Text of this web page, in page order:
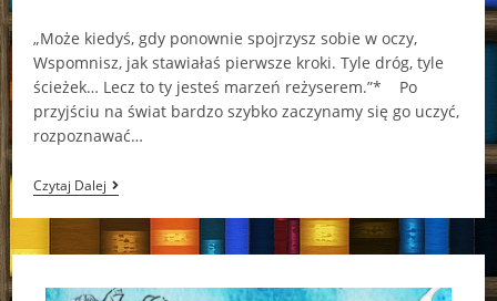
„Może kiedyś, gdy ponownie spojrzysz sobie w oczy,
Wspomnisz, jak stawiałaś pierwsze kroki. Tyle dróg, tyle
ścieżek… Lecz to ty jesteś marzeń reżyserem.”* Po
przyjściu na świat bardzo szybko zaczynamy się go uczyć,
rozpoznawać…
Czytaj DalejZapraszam
Do
Teatru